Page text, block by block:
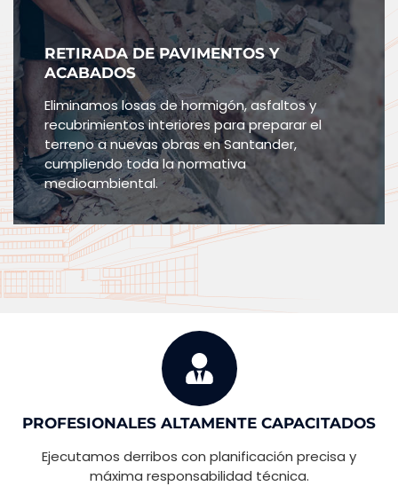
RETIRADA DE PAVIMENTOS Y
ACABADOS
Eliminamos losas de hormigón, asfaltos y
recubrimientos interiores para preparar el
terreno a nuevas obras en Santander,
cumpliendo toda la normativa
medioambiental.
PROFESIONALES ALTAMENTE CAPACITADOS
Ejecutamos derribos con planificación precisa y
máxima responsabilidad técnica.